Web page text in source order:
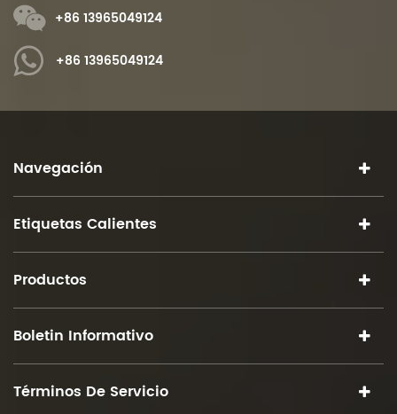
+86 13965049124
+86 13965049124
Navegación
Etiquetas Calientes
Productos
Boletin Informativo
Términos De Servicio